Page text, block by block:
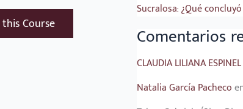
this Course
Sucralosa: ¿Qué
Comentarios
CLAUDIA LILIANA
Natalia García Pacheco